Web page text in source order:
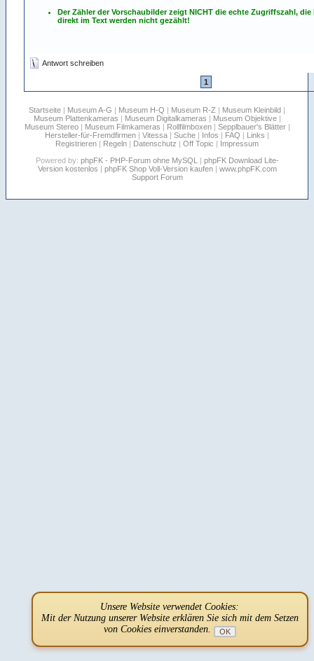
Der Zähler der Vorschaubilder zeigt NICHT die echte Zugriffszahl,
direkt im Text werden nicht gezählt!
Antwort schreiben
1
Startseite | Museum A-G | Museum H-Q | Museum R-Z | Museum Kleinbild |
Museum Plattenkameras | Museum Digitalkameras | Museum Objektive|
Museum Stereo| Museum Filmkameras | Rollfilmboxen| Sepplbauer's Blätter|
Hersteller-für-Fremdfirmen | Vitessa | Suche | Infos | FAQ | Links |
Registrieren | Regeln | Datenschutz | Off Topic | Impressum
Powered by: phpFK - PHP-Forum ohne MySQL | phpFK Download Lite-
Version kostenlos | phpFK Shop Voll-Version kaufen| www.phpFK.com
Support Forum
Unsere Website verwendet Cookies:
Mit der Nutzung unserer Website erklären Sie sich mit dem Setzen
von Cookies einverstanden.
OK